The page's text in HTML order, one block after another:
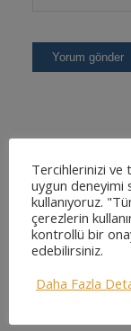
KOLAYOFIS
?
En kapsamlı ve
güvendiği
Tercihlerinizi ve
uygun deneyimi
kullanıyoruz.
çerezlerin
kontrollü bir
edebilirsiniz.
Daha Fazla